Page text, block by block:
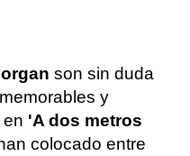
son sin duda
y
'A dos metros
colocado entre